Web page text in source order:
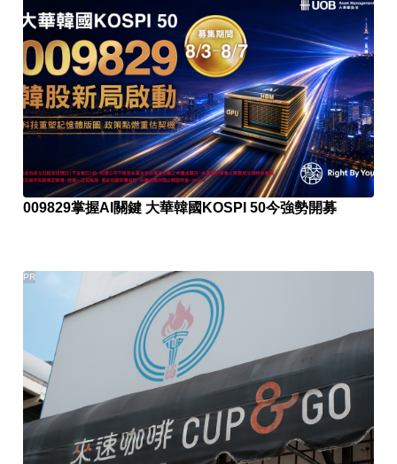
009829掌握AI關鍵 大華韓國KOSPI 50今強勢開募
PR